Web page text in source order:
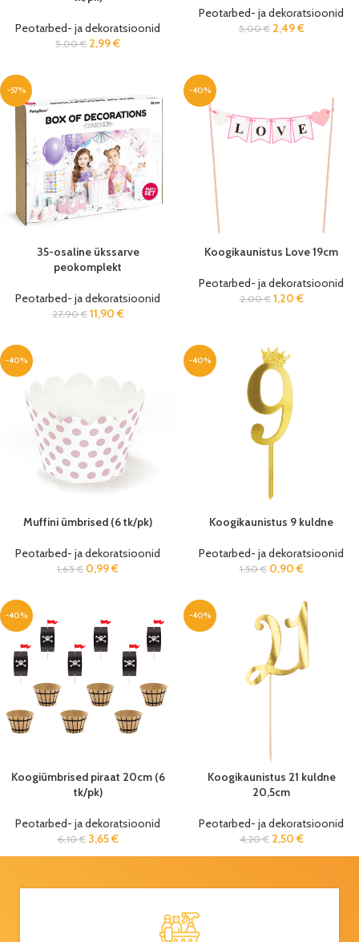
Peotarbed- ja dekoratsioonid
5,00€ 2,99€
Peotarbed- ja dekoratsioonid
5,00€ 2,49€
-57%
35-osaline ükssarve
peokomplekt
Peotarbed- ja dekoratsioonid
27,90€ 11,90 €
-40%
Koogikaunistus Love 19cm
Peotarbed- ja dekoratsioonid
2,00€ 1,20 €
-40%
Muffini ümbrised (6 tk/pk)
Peotarbed- ja dekoratsioonid
1,65€ 0,99€
-40%
Koogikaunistus 9 kuldne
Peotarbed- ja dekoratsioonid
1,50€ 0,90 €
-40%
Koogiümbrised piraat 20cm (6
tk/pk)
Peotarbed- ja dekoratsioonid
6,10€ 3,65€
-40%
Koogikaunistus 21 kuldne
20,5cm
Peotarbed- ja dekoratsioonid
4,20€ 2,50 €